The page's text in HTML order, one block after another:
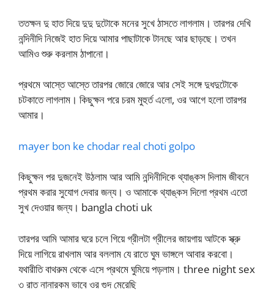
ততক্ষন দু হাত দিয়ে দুদু দুটোকে মনের সুখে ঠাসতে লাগলাম। তারপর দেখি
নন্দিনীদি নিজেই হাত দিয়ে আমার পাছাটাকে টানছে আর ছাড়ছে। তখন
আমিও শুরু করলাম ঠাপানো।
প্রথমে আস্তে আস্তে তারপর জোরে জোরে আর সেই সঙ্গে দুধদুটোকে
চটকাতে লাগলাম। কিছুক্ষন পরে চরম মুহুর্ত এলো, ওর আগে হলো তারপর
আমার।
mayer bon ke chodar real choti golpo
কিছুক্ষন পর দুজনেই উঠলাম আর আমি নন্দিনীদিকে থ্যাঙ্কস দিলাম জীবনে
প্রথম করার সুযোগ দেবার জন্য। ও আমাকে থ্যাঙ্কস দিলো প্রথম এতো
সুখ দেওয়ার জন্য। bangla choti uk
তারপর আমি আমার ঘরে চলে গিয়ে গ্রীলটা গ্রীলের জায়গায় আটকে স্ক্রু
দিয়ে লাগিয়ে রাখলাম আর বললাম যে রাতে ঘুম ভাঙ্গলে আবার করবো।
যথারীতি বাথরুম থেকে এসে প্রথমে ঘুমিয়ে পড়লাম। three night sex
৩ রাত নানারকম ভাবে ওর গুদ মেরেছি